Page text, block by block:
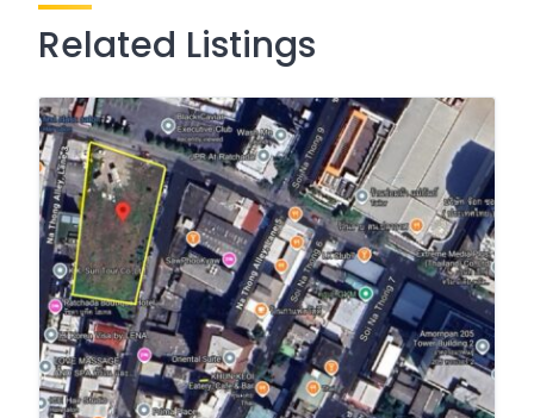
Related Listings